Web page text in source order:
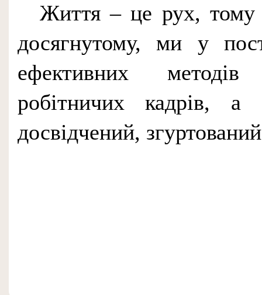
Життя – це рух, тому
досягнутому, ми у
ефективних методів
робітничих кадрів,
досвідчений,